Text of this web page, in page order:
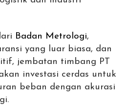
Badan Metrologi,
yang luar biasa, dan
jembatan timbang PT
investasi cerdas untuk
beban dengan akurasi